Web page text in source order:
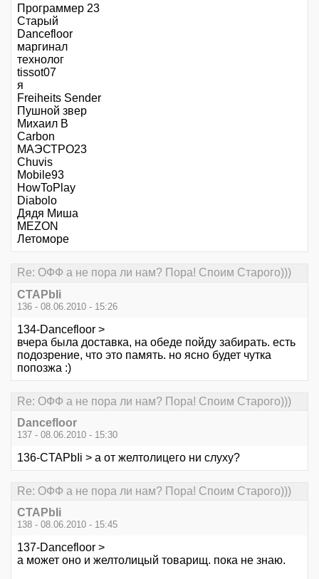
Программер 23
Старый
Dancefloor
маргинал
технолог
tissot07
я
Freiheits Sender
Пушной звер
Михаил В
Carbon
МАЭСТРО23
Chuvis
Mobile93
HowToPlay
Diabolo
Дядя Миша
MEZON
Летоморе
Re: ОФФ а не пора ли нам? Пора! Споим Старого)))
CTAPbIi
136 - 08.06.2010 - 15:26
134-Dancefloor >
вчера была доставка, на обеде пойду забирать. есть
подозрение, что это память. но ясно будет чутка
попозжа :)
Re: ОФФ а не пора ли нам? Пора! Споим Старого)))
Dancefloor
137 - 08.06.2010 - 15:30
136-CTAPbIi > а от желтолицего ни слуху?
Re: ОФФ а не пора ли нам? Пора! Споим Старого)))
CTAPbIi
138 - 08.06.2010 - 15:45
137-Dancefloor >
а может оно и желтолицый товарищ. пока не знаю.